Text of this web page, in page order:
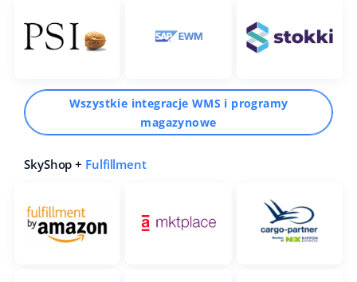
Wszystkie integracje WMS i programy
magazynowe
SkyShop + Fulfillment